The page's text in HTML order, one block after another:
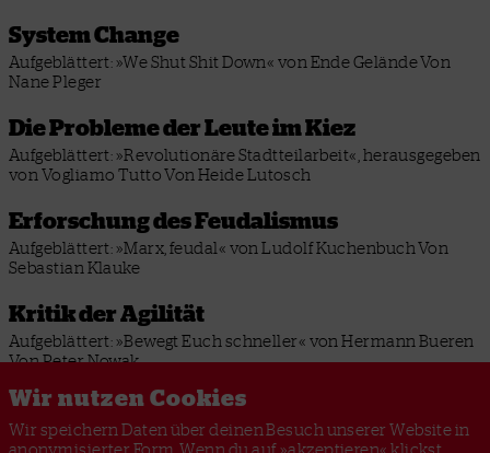
System Change
Aufgeblättert: »We Shut Shit Down« von Ende GeländeVon
Nane Pleger
Die Probleme der Leute im Kiez
Aufgeblättert: »Revolutionäre Stadtteilarbeit«, herausgegeben
von Vogliamo TuttoVon Heide Lutosch
Erforschung des Feudalismus
Aufgeblättert: »Marx, feudal« von Ludolf KuchenbuchVon
Sebastian Klauke
Kritik der Agilität
Aufgeblättert: »Bewegt Euch schneller« von Hermann Bueren
Von Peter Nowak
Alle Ausgaben
Wir nutzen Cookies
Wir speichern Daten über deinen Besuch unserer Website in
anonymisierter Form. Wenn du auf »akzeptieren« klickst,